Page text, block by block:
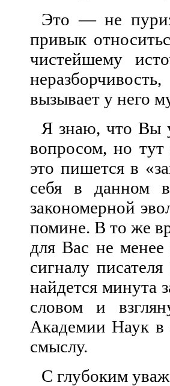
Это — не
привык
чистейшему и
вызывает у него
Я знаю, что Вы
вопросом, но
это пишется в
себя в данном
закономерной
помине. В то же
для Вас не
сигналу
найдется минута
словом и
Академии Наук в
смыслу.
С глубоким